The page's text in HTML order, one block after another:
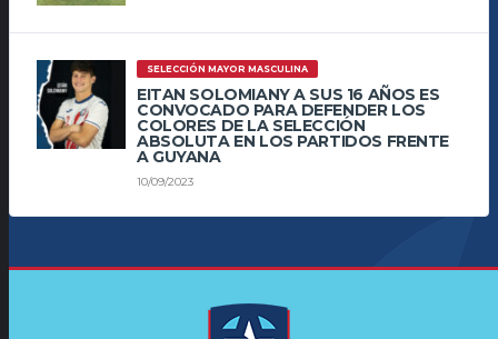
SELECCIÓN MAYOR MASCULINA
EITAN SOLOMIANY A SUS 16 AÑOS ES
CONVOCADO PARA DEFENDER LOS
COLORES DE LA SELECCIÓN
ABSOLUTA EN LOS PARTIDOS FRENTE
A GUYANA
10/09/2023